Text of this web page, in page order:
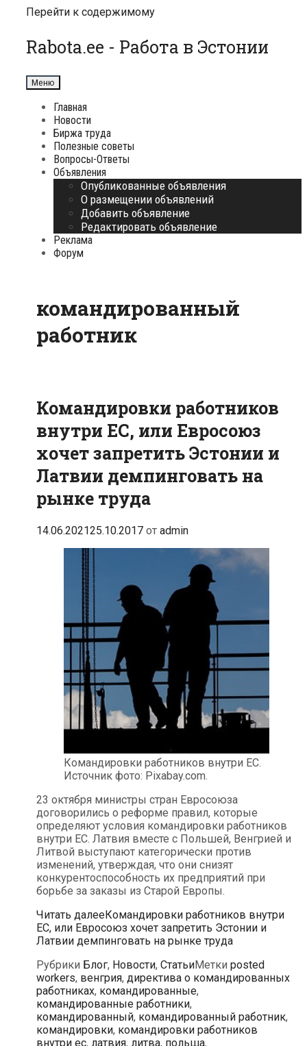
Перейти к содержимому
Rabota.ee - Работа в Эстонии
Меню
Главная
Новости
Биржа труда
Полезные советы
Вопросы-Ответы
Объявления
Опубликованные объявления
О размещении объявлений
Добавить объявление
Редактировать объявление
Реклама
Форум
командированный
работник
Командировки работников
внутри ЕС, или Евросоюз
хочет запретить Эстонии и
Латвии демпинговать на
рынке труда
14.06.202125.10.2017 от admin
Командировки работников внутри ЕС.
Источник фото: Pixabay.com.
23 октября министры стран Евросоюза
договорились о реформе правил, которые
определяют условия командировки работников
внутри ЕС. Латвия вместе с Польшей, Венгрией и
Литвой выступают категорически против
изменений, утверждая, что они снизят
конкурентоспособность их предприятий при
борьбе за заказы из Старой Европы.
Читать далееКомандировки работников внутри
ЕС, или Евросоюз хочет запретить Эстонии и
Латвии демпинговать на рынке труда
Рубрики Блог, Новости, СтатьиМетки posted
workers, венгрия, директива о командированных
работниках, командированные,
командированные работники,
командированный, командированный работник,
командировки, командировки работников
внутри ес, латвия, литва, польша,